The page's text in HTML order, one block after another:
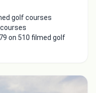
golf courses
on 510 filmed golf